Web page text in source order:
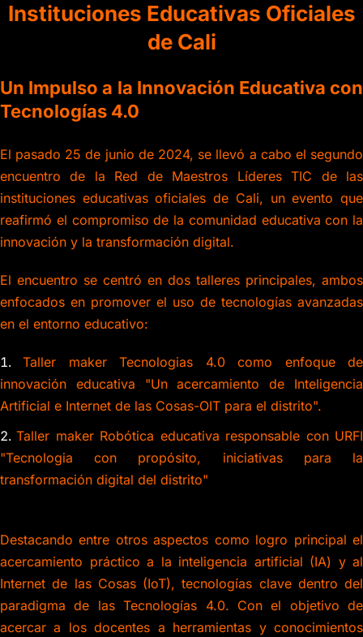
Instituciones Educativas Oficiales
de Cali
Un Impulso a la Innovación Educativa con
Tecnologías 4.0
El pasado 25 de junio de 2024, se llevó a cabo el segundo
encuentro de la Red de Maestros Líderes TIC de las
instituciones educativas oficiales de Cali, un evento que
reafirmó el compromiso de la comunidad educativa con la
innovación y la transformación digital.
El encuentro se centró en dos talleres principales, ambos
enfocados en promover el uso de tecnologías avanzadas
en el entorno educativo:
Taller maker Tecnologias 4.0 como enfoque de
innovación educativa "Un acercamiento de Inteligencia
Artificial e Internet de las Cosas-OIT para el distrito".
Taller maker Robótica educativa responsable con URFI
"Tecnologia con propósito, iniciativas para la
transformación digital del distrito"
Destacando entre otros aspectos como logro principal el
acercamiento práctico a la inteligencia artificial (IA) y al
Internet de las Cosas (IoT), tecnologías clave dentro del
paradigma de las Tecnologías 4.0. Con el objetivo de
acercar a los docentes a herramientas y conocimientos